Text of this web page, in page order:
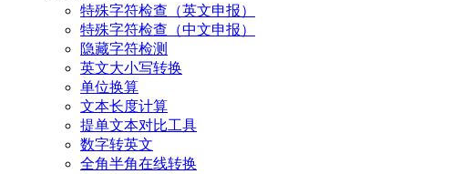
特殊字符检查（英文申报）
特殊字符检查（中文申报）
隐藏字符检测
英文大小写转换
单位换算
文本长度计算
提单文本对比工具
数字转英文
全角半角在线转换